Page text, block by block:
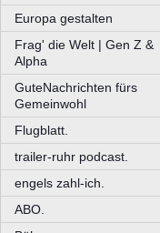
Europa gestalten
Frag' die Welt | Gen Z &
Alpha
GuteNachrichten fürs
Gemeinwohl
Flugblatt.
trailer-ruhr podcast.
engels zahl-ich.
ABO.